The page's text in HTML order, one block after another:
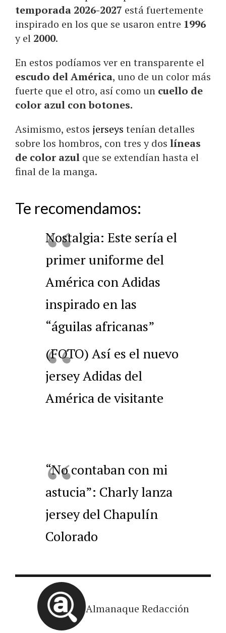
temporada 2026-2027 está fuertemente
inspirado en los que se usaron entre 1996
y el 2000.
En estos podíamos ver en transparente el
escudo del América, uno de un color más
fuerte que el otro, así como un cuello de
color azul con botones.
Asimismo, estos jerseys tenían detalles
sobre los hombros, con tres y dos líneas
de color azul que se extendían hasta el
final de la manga.
Te recomendamos:
Nostalgia: Este sería el
primer uniforme del
América con Adidas
inspirado en las
“águilas africanas”
(FOTO) Así es el nuevo
jersey Adidas del
América de visitante
“No contaban con mi
astucia”: Charly lanza
jersey del Chapulín
Colorado
Almanaque Redacción